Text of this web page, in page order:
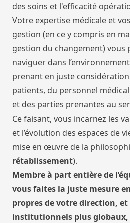
des soins et l'efficacité
Votre expertise médicale et
gestion (en ce y compris en
gestion du changement) vous
naviguer dans
prenant en juste
patients, du personnel
et des parties prenantes au
Ce faisant, vous incarnez les
et l’évolution des espaces de
mise en œuvre de la
rétablissement).
Membre à part entière de
vous faites la juste mesure
propres de votre direction, et
institutionnels plus